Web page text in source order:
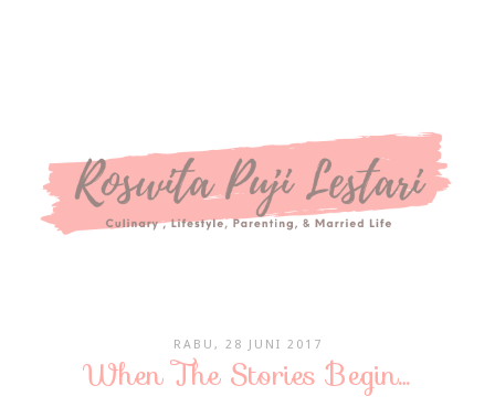
RABU, 28 JUNI 2017
When The Stories Begin…